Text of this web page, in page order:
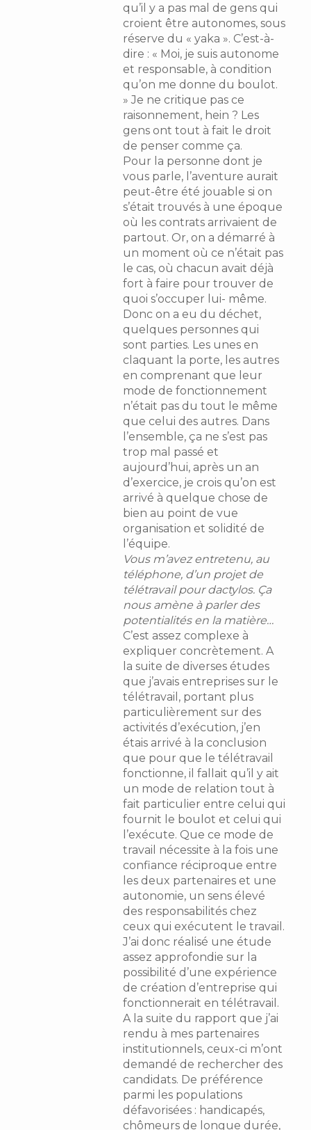
qu’il y a pas mal de gens qui
croient être autonomes, sous
réserve du « yaka ». C’est-à-
dire : « Moi, je suis autonome
et responsable, à condition
qu’on me donne du boulot.
» Je ne critique pas ce
raisonnement, hein ? Les
gens ont tout à fait le droit
de penser comme ça.
Pour la personne dont je
vous parle, l’aventure aurait
peut-être été jouable si on
s’était trouvés à une époque
où les contrats arrivaient de
partout. Or, on a démarré à
un moment où ce n’était pas
le cas, où chacun avait déjà
fort à faire pour trouver de
quoi s’occuper lui- même.
Donc on a eu du déchet,
quelques personnes qui
sont parties. Les unes en
claquant la porte, les autres
en comprenant que leur
mode de fonctionnement
n’était pas du tout le même
que celui des autres. Dans
l’ensemble, ça ne s’est pas
trop mal passé et
aujourd’hui, après un an
d’exercice, je crois qu’on est
arrivé à quelque chose de
bien au point de vue
organisation et solidité de
l’équipe.
Vous m’avez entretenu, au
téléphone, d’un projet de
télétravail pour dactylos. Ça
nous amène à parler des
potentialités en la matière…
C’est assez complexe à
expliquer concrètement. A
la suite de diverses études
que j’avais entreprises sur le
télétravail, portant plus
particulièrement sur des
activités d’exécution, j’en
étais arrivé à la conclusion
que pour que le télétravail
fonctionne, il fallait qu’il y ait
un mode de relation tout à
fait particulier entre celui qui
fournit le boulot et celui qui
l’exécute. Que ce mode de
travail nécessite à la fois une
confiance réciproque entre
les deux partenaires et une
autonomie, un sens élevé
des responsabilités chez
ceux qui exécutent le travail.
J’ai donc réalisé une étude
assez approfondie sur la
possibilité d’une expérience
de création d’entreprise qui
fonctionnerait en télétravail.
A la suite du rapport que j’ai
rendu à mes partenaires
institutionnels, ceux-ci m’ont
demandé de rechercher des
candidats. De préférence
parmi les populations
défavorisées : handicapés,
chômeurs de longue durée,